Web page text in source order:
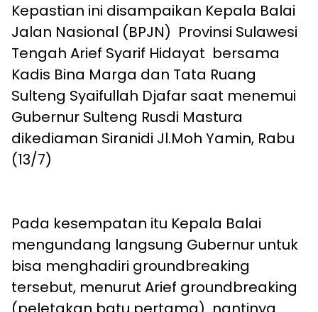
Kepastian ini disampaikan Kepala Balai
Jalan Nasional (BPJN) Provinsi Sulawesi
Tengah Arief Syarif Hidayat bersama
Kadis Bina Marga dan Tata Ruang
Sulteng Syaifullah Djafar saat menemui
Gubernur Sulteng Rusdi Mastura
dikediaman Siranidi Jl.Moh Yamin, Rabu
(13/7)
Pada kesempatan itu Kepala Balai
mengundang langsung Gubernur untuk
bisa menghadiri groundbreaking
tersebut, menurut Arief groundbreaking